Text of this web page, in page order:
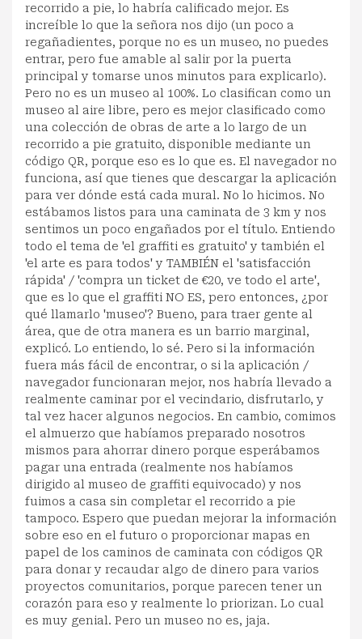
recorrido a pie, lo habría calificado mejor. Es
increíble lo que la señora nos dijo (un poco a
regañadientes, porque no es un museo, no puedes
entrar, pero fue amable al salir por la puerta
principal y tomarse unos minutos para explicarlo).
Pero no es un museo al 100%. Lo clasifican como un
museo al aire libre, pero es mejor clasificado como
una colección de obras de arte a lo largo de un
recorrido a pie gratuito, disponible mediante un
código QR, porque eso es lo que es. El navegador no
funciona, así que tienes que descargar la aplicación
para ver dónde está cada mural. No lo hicimos. No
estábamos listos para una caminata de 3 km y nos
sentimos un poco engañados por el título. Entiendo
todo el tema de 'el graffiti es gratuito' y también el
'el arte es para todos' y TAMBIÉN el 'satisfacción
rápida' / 'compra un ticket de €20, ve todo el arte',
que es lo que el graffiti NO ES, pero entonces, ¿por
qué llamarlo 'museo'? Bueno, para traer gente al
área, que de otra manera es un barrio marginal,
explicó. Lo entiendo, lo sé. Pero si la información
fuera más fácil de encontrar, o si la aplicación /
navegador funcionaran mejor, nos habría llevado a
realmente caminar por el vecindario, disfrutarlo, y
tal vez hacer algunos negocios. En cambio, comimos
el almuerzo que habíamos preparado nosotros
mismos para ahorrar dinero porque esperábamos
pagar una entrada (realmente nos habíamos
dirigido al museo de graffiti equivocado) y nos
fuimos a casa sin completar el recorrido a pie
tampoco. Espero que puedan mejorar la información
sobre eso en el futuro o proporcionar mapas en
papel de los caminos de caminata con códigos QR
para donar y recaudar algo de dinero para varios
proyectos comunitarios, porque parecen tener un
corazón para eso y realmente lo priorizan. Lo cual
es muy genial. Pero un museo no es, jaja.